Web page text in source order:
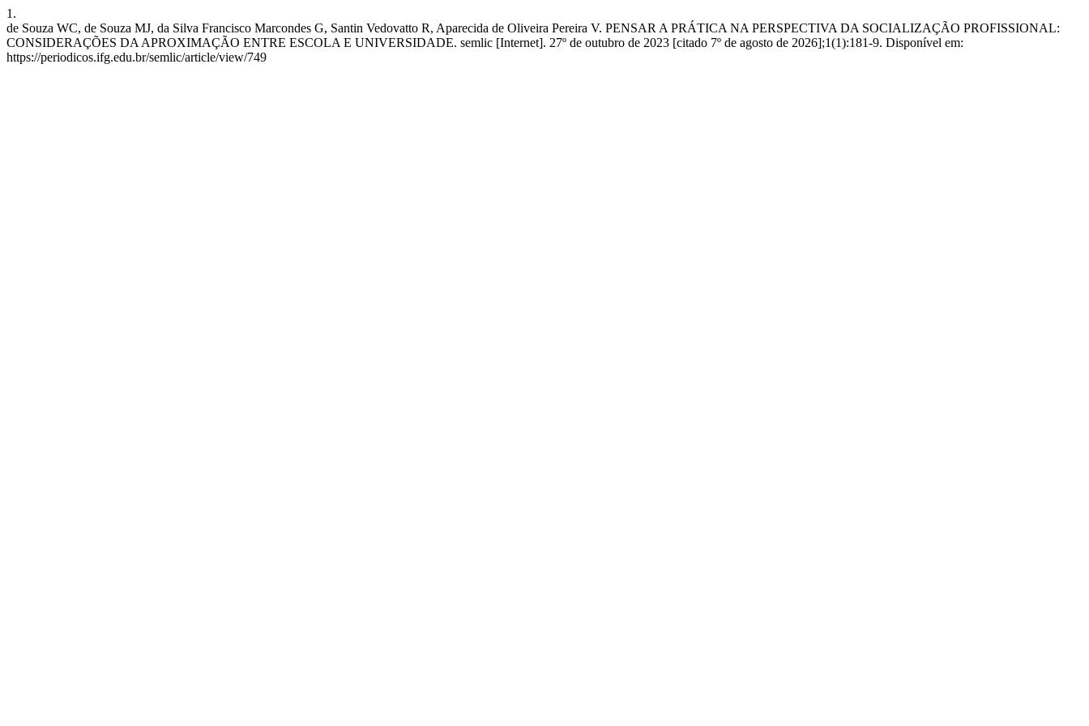
1.
de Souza WC, de Souza MJ, da Silva Francisco Marcondes G, Santin Vedovatto R, Aparecida de Oliveira Pereira V. PENSAR A PRÁTICA NA PERSPECTIVA DA SOCIALIZAÇÃO PROFISSIONAL:
CONSIDERAÇÕES DA APROXIMAÇÃO ENTRE ESCOLA E UNIVERSIDADE. semlic [Internet]. 27º de outubro de 2023 [citado 7º de agosto de 2026];1(1):181-9. Disponível em:
https://periodicos.ifg.edu.br/semlic/article/view/749